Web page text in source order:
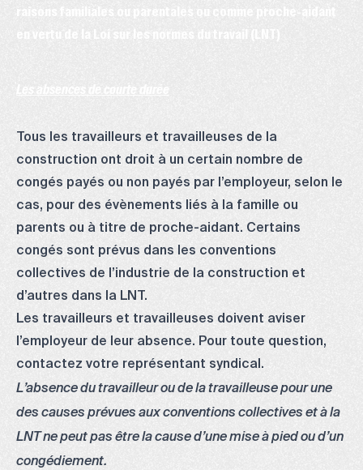
Tous les travailleurs et travailleuses de la
construction ont droit à un certain nombre de
congés payés ou non payés par l’employeur, selon le
cas, pour des évènements liés à la famille ou
parents ou à titre de proche-aidant. Certains
congés sont prévus dans les conventions
collectives de l’industrie de la construction et
d’autres dans la LNT.
Les travailleurs et travailleuses doivent aviser
l’employeur de leur absence. Pour toute question,
contactez votre représentant syndical.
L’absence du travailleur ou de la travailleuse pour une
des causes prévues aux conventions collectives et à la
LNT ne peut pas être la cause d’une mise à pied ou d’un
congédiement.